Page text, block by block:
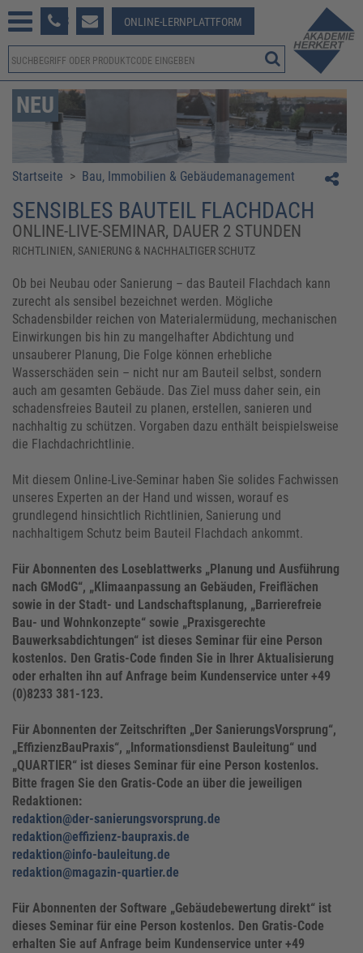
381-123 ONLINE-LERNPLATTFORM
NEU
Startseite > Bau, Immobilien & Gebäudemanagement
SENSIBLES BAUTEIL FLACHDACH
ONLINE-LIVE-SEMINAR, DAUER 2 STUNDEN
RICHTLINIEN, SANIERUNG & NACHHALTIGER SCHUTZ
Ob bei Neubau oder Sanierung – das Bauteil Flachdach kann
zurecht als sensibel bezeichnet werden. Mögliche
Schadensbilder reichen von Materialermüdung, mechanischen
Einwirkungen bis hin zu mangelhafter Abdichtung und
unsauberer Planung, Die Folge können erhebliche
Wasserschäden sein – nicht nur am Bauteil selbst, sondern
auch am gesamten Gebäude. Das Ziel muss daher sein, ein
schadensfreies Bauteil zu planen, erstellen, sanieren und
nachhaltig zu schützen. Vorgaben dazu enthält beispielsweise
die Flachdachrichtlinie.
Mit diesem Online-Live-Seminar haben Sie solides Fachwissen
unseres Experten an der Hand und wissen, worauf es
grundlegend hinsichtlich Richtlinien, Sanierung und
nachhaltigem Schutz beim Bauteil Flachdach ankommt.
Für Abonnenten des Loseblattwerks „Planung und Ausführung
nach GModG“, „Klimaanpassung an Gebäuden, Freiflächen
sowie in der Stadt- und Landschaftsplanung, „Barrierefreie
Bau- und Wohnkonzepte“ sowie „Praxisgerechte
Bauwerksabdichtungen“ ist dieses Seminar für eine Person
kostenlos. Den Gratis-Code finden Sie in Ihrer Aktualisierung
oder erhalten ihn auf Anfrage beim Kundenservice unter +49
(0)8233 381-123.
Für Abonnenten der Zeitschriften „Der SanierungsVorsprung“,
„EffizienzBauPraxis“, „Informationsdienst Bauleitung“ und
„QUARTIER“ ist dieses Seminar für eine Person kostenlos.
Bitte fragen Sie den Gratis-Code an über die jeweiligen
Redaktionen:
redaktion@der-sanierungsvorsprung.de
redaktion@effizienz-baupraxis.de
redaktion@info-bauleitung.de
redaktion@magazin-quartier.de
Für Abonnenten der Software „Gebäudebewertung direkt“ ist
dieses Seminar für eine Person kostenlos. Den Gratis-Code
erhalten Sie auf Anfrage beim Kundenservice unter +49